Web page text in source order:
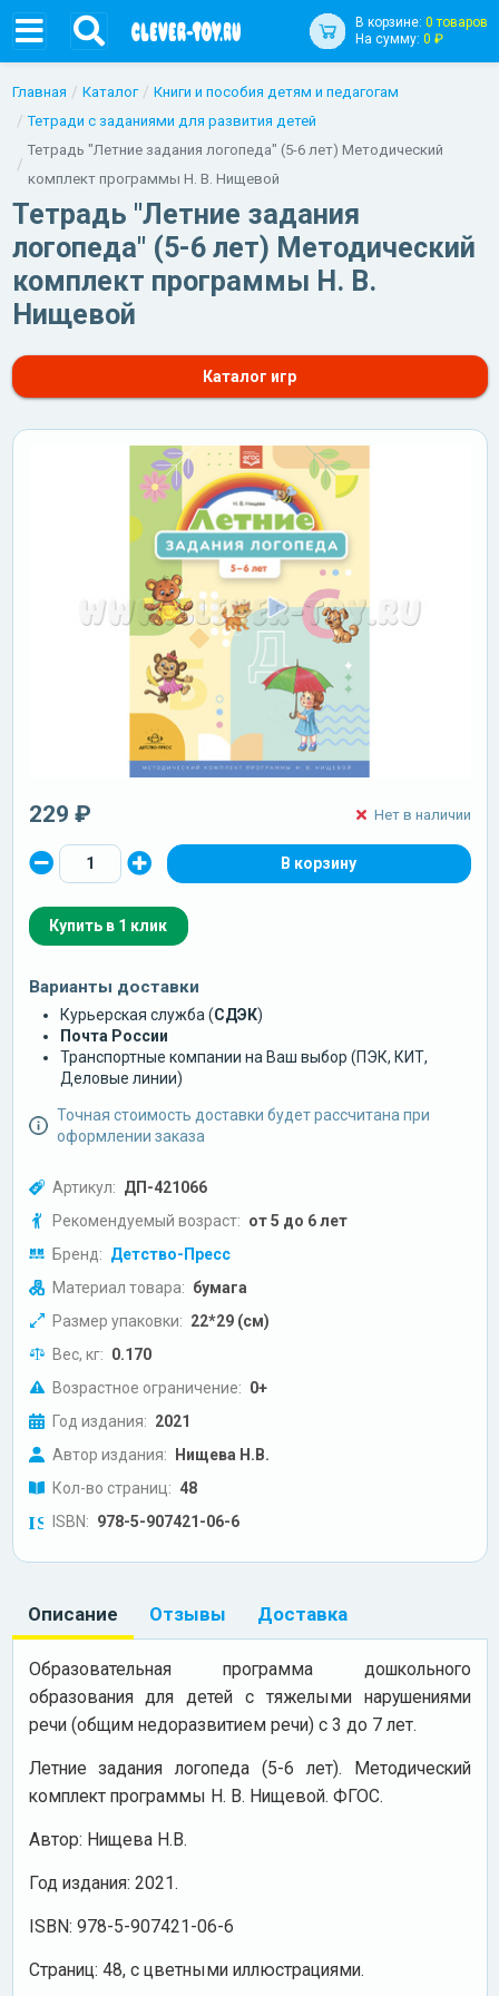
В корзине: 0 товаров
На сумму: 0 ₽
Главная Каталог
Книги и пособия детям и педагогам
Тетради с заданиями для развития детей
Тетрадь "Летние задания логопеда" (5-6 лет) Методический
комплект программы Н. В. Нищевой
Тетрадь "Летние задания
логопеда" (5-6 лет) Методический
комплект программы Н. В.
Нищевой
Каталог игр
229 ₽ Нет в наличии
Купить в 1 клик
Варианты доставки
Курьерская служба (СДЭК)
Почта России
Транспортные компании на Ваш выбор (ПЭК, КИТ,
Деловые линии)
Точная стоимость доставки будет рассчитана при
оформлении заказа
Артикул: ДП-421066
Рекомендуемый возраст: от 5 до 6 лет
Бренд: Детство-Пресс
Материал товара: бумага
Размер упаковки: 22*29 (см)
Вес, кг: 0.170
Возрастное ограничение: 0+
Год издания: 2021
Автор издания: Нищева Н.В.
Кол-во страниц: 48
ISBN: 978-5-907421-06-6
Описание Отзывы Доставка
Образовательная программа дошкольного
образования для детей с тяжелыми нарушениями
речи (общим недоразвитием речи) с 3 до 7 лет.
Летние задания логопеда (5-6 лет). Методический
комплект программы Н. В. Нищевой. ФГОС.
Автор: Нищева Н.В.
Год издания: 2021.
ISBN: 978-5-907421-06-6
Страниц: 48, с цветными иллюстрациями.